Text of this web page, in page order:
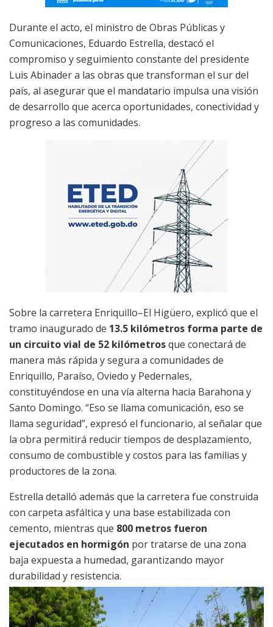
Durante el acto, el ministro de Obras Públicas y
Comunicaciones, Eduardo Estrella, destacó el
compromiso y seguimiento constante del presidente
Luis Abinader a las obras que transforman el sur del
país, al asegurar que el mandatario impulsa una visión
de desarrollo que acerca oportunidades, conectividad y
progreso a las comunidades.
Sobre la carretera Enriquillo–El Higüero, explicó que el
tramo inaugurado de 13.5 kilómetros forma parte de
un circuito vial de 52 kilómetrosque conectará de
manera más rápida y segura a comunidades de
Enriquillo, Paraíso, Oviedo y Pedernales,
constituyéndose en una vía alterna hacia Barahona y
Santo Domingo. “Eso se llama comunicación, eso se
llama seguridad”, expresó el funcionario, al señalar que
la obra permitirá reducir tiempos de desplazamiento,
consumo de combustible y costos para las familias y
productores de la zona.
Estrella detalló además que la carretera fue construida
con carpeta asfáltica y una base estabilizada con
cemento, mientras que 800 metros fueron
ejecutados en hormigón por tratarse de una zona
baja expuesta a humedad, garantizando mayor
durabilidad y resistencia.